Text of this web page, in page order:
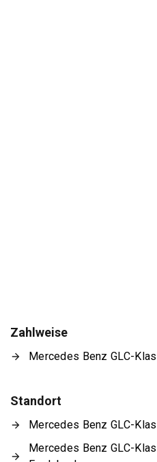
Zahlweise
Mercedes Benz GLC-
Standort
Mercedes Benz GLC-
Mercedes Benz GLC-